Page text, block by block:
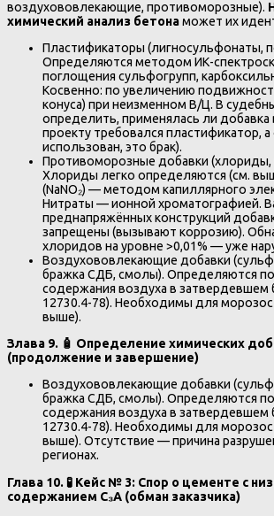
воздухововлекающие, противоморозные).
химический анализ бетонаможет их
Пластификаторы (лигносульфонаты,
Определяются методом ИК-
поглощения сульфогрупп,
Косвенно: по увеличению
конуса) при неизменном В/Ц. В
определить, применялась ли
проекту требовался пластификатор,
использован, это брак).
Противоморозные добавки (хлориды,
Хлориды легко определяются (см.
(NaNO₂) — методом капиллярного
Нитраты — ионной хроматографией.
преднапряжённых конструкций
запрещены (вызывают коррозию).
хлоридов на уровне >0,01% — уже
Воздухововлекающие добавки
бражка СДБ, смолы). Определяются
содержания воздуха в затвердевшем
12730.4-78). Необходимы для
выше).
Злава 9. 🧴 Определение химических
(продолжение и завершение)
Воздухововлекающие добавки
бражка СДБ, смолы). Определяются
содержания воздуха в затвердевшем
12730.4-78). Необходимы для
выше). Отсутствие — причина
регионах.
Глава 10. 🧪 Кейс № 3: Спор о цементе с
содержанием C₃A (обман заказчика)